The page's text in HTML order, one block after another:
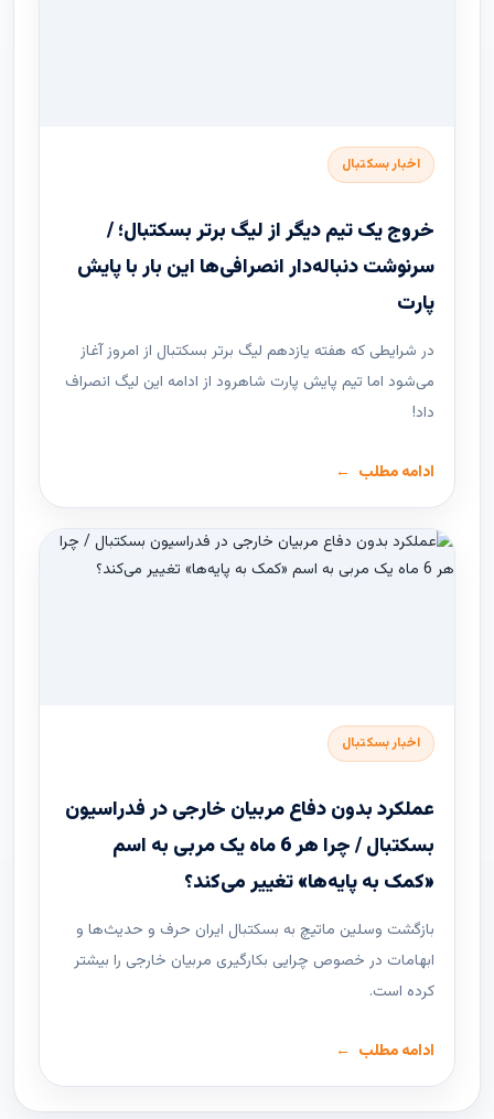
اخبار بسکتبال
خروج یک تیم دیگر از لیگ برتر بسکتبال؛ /
سرنوشت دنباله‌دار انصرافی‌ها این بار با پایش
پارت
در شرایطی که هفته یازدهم لیگ ‌برتر بسکتبال از امروز آغاز
می‌شود اما تیم پایش پارت شاهرود از ادامه این لیگ انصراف
داد!
ادامه مطلب
اخبار بسکتبال
عملکرد بدون دفاع مربیان خارجی در فدراسیون
بسکتبال / چرا هر 6 ماه یک مربی به اسم
«کمک به پایه‌ها» تغییر می‌کند؟
بازگشت وسلین ماتیچ به بسکتبال ایران حرف و حدیث‌ها و
ابهامات در خصوص چرایی بکارگیری مربیان خارجی را بیشتر
کرده است.
ادامه مطلب